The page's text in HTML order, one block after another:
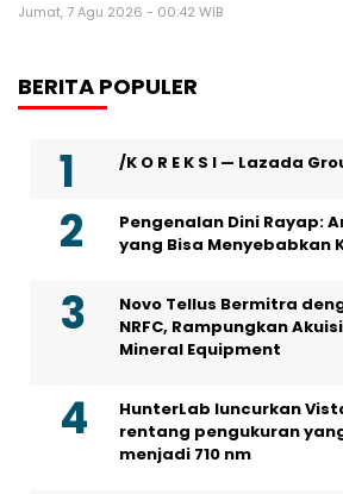
Jumat, 7 Agu 2026 - 00:42 WIB
BERITA POPULER
/K O R E K S I — Lazada
Pengenalan Dini Rayap:
yang Bisa Menyebabkan
Novo Tellus Bermitra
NRFC, Rampungkan
Mineral Equipment
HunterLab luncurkan
rentang pengukuran
menjadi 710 nm